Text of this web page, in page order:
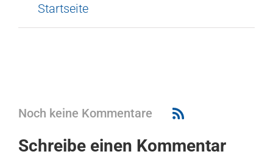
Startseite
Noch keine Kommentare
Schreibe einen Kommentar